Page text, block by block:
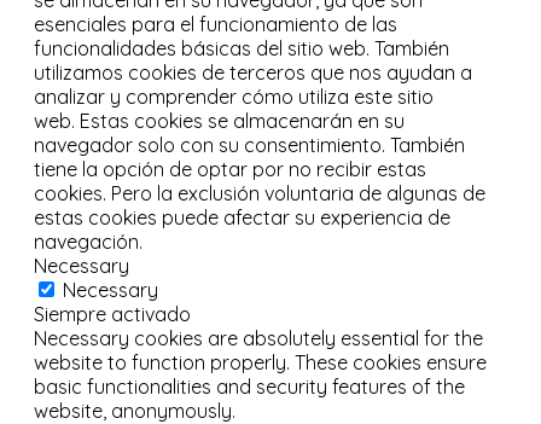
esenciales para el funcionamiento de las
funcionalidades básicas del sitio web. También
utilizamos cookies de terceros que nos ayudan a
analizar y comprender cómo utiliza este sitio
web. Estas cookies se almacenarán en su
navegador solo con su consentimiento. También
tiene la opción de optar por no recibir estas
cookies. Pero la exclusión voluntaria de algunas de
estas cookies puede afectar su experiencia de
navegación.
Necessary
Necessary
Siempre activado
Necessary cookies are absolutely essential for the
website to function properly. These cookies ensure
basic functionalities and security features of the
website, anonymously.